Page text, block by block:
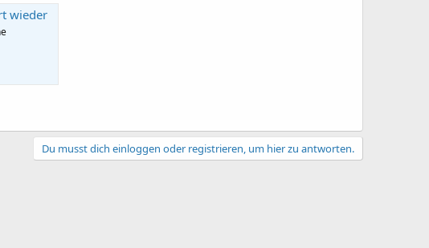
wieder
Du musst dich einloggen oder registrieren, um hier zu antworten.